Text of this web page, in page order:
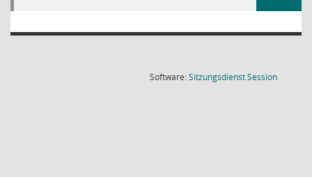
Software:SitzungsdienstSession(Wird in